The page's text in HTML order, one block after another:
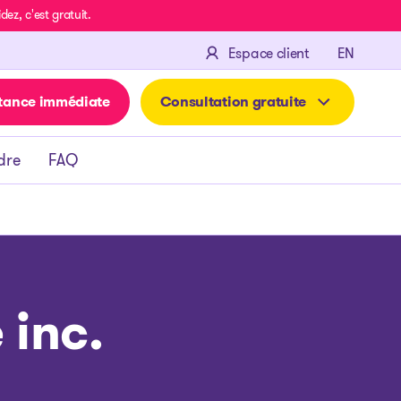
c'est gratuit.
Espace client EN
immédiate Consultation gratuite
FAQ
inc.